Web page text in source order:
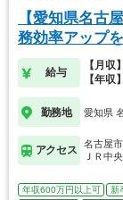
【愛知県名古
務効率アップ
給与
【月収
【年
勤務地 愛知県
アクセス
名古屋
ＪＲ中
年収600万円以上可 新